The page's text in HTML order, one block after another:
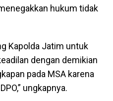
hukum tidak
Kapolda Jatim untuk
dengan demikian
pada MSA karena
ungkapnya.